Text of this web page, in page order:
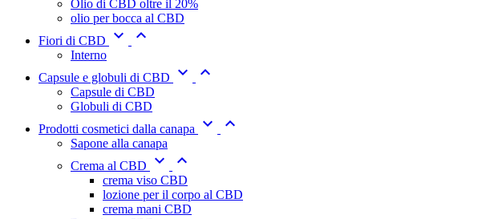
Olio di CBD oltre il 20%
olio per bocca al CBD
Fiori di CBD
 
Interno
Capsule e globuli di CBD
 
Capsule di CBD
Globuli di CBD
Prodotti cosmetici dalla canapa
 
Sapone alla canapa
Crema al CBD
 
crema viso CBD
lozione per il corpo al CBD
crema mani CBD